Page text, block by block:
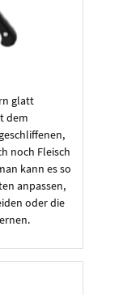
glatt
dem
noch Fleisch
kann es so
anpassen,
oder die